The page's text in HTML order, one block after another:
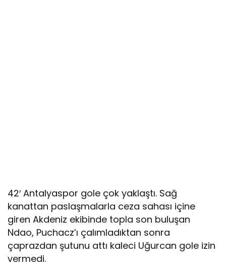
42′ Antalyaspor gole çok yaklaştı. Sağ
kanattan paslaşmalarla ceza sahası içine
giren Akdeniz ekibinde topla son buluşan
Ndao, Puchacz’ı çalımladıktan sonra
çaprazdan şutunu attı kaleci Uğurcan gole izin
vermedi.